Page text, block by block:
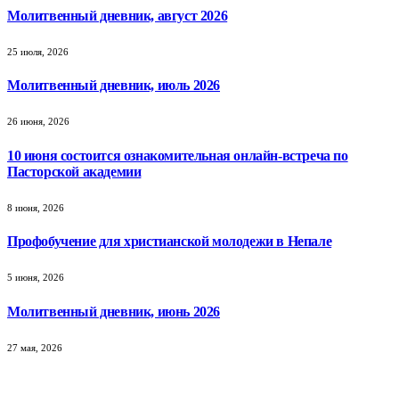
Молитвенный дневник, август 2026
25 июля, 2026
Молитвенный дневник, июль 2026
26 июня, 2026
10 июня состоится ознакомительная онлайн-встреча по
Пасторской академии
8 июня, 2026
Профобучение для христианской молодежи в Непале
5 июня, 2026
Молитвенный дневник, июнь 2026
27 мая, 2026